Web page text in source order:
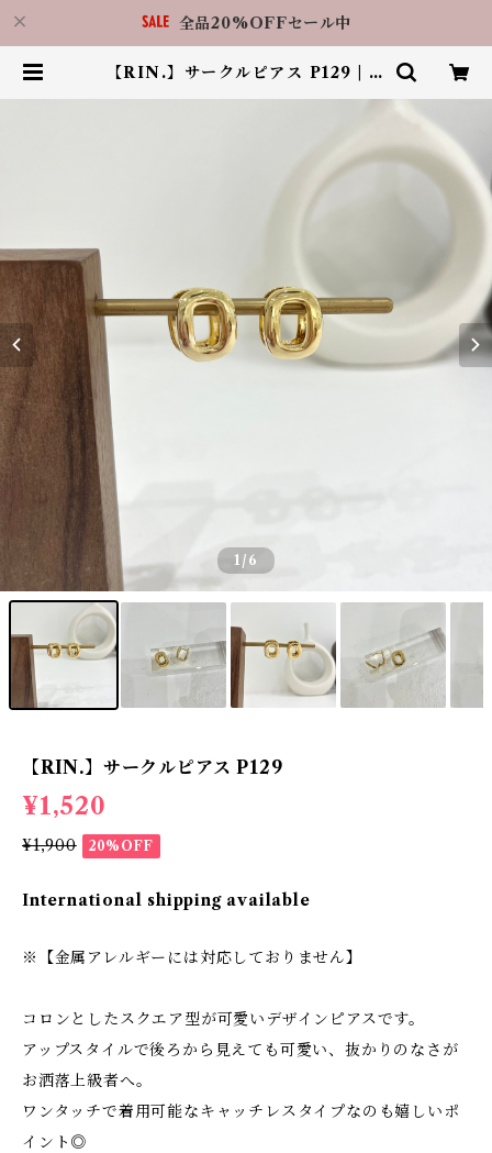
全品20%OFFセール中
【RIN.】サークルピアス P129 | ア
1/6
【RIN.】サークルピアス P129
¥1,520
¥1,900 20%OFF
International shipping available
※【金属アレルギーには対応しておりません】
コロンとしたスクエア型が可愛いデザインピアスです。
アップスタイルで後ろから見えても可愛い、抜かりのなさが
お洒落上級者へ。
ワンタッチで着用可能なキャッチレスタイプなのも嬉しいポ
イント◎